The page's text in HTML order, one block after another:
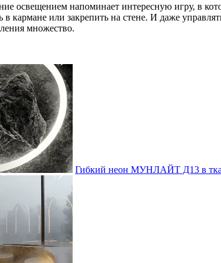
освещением напоминает интересную игру, в
кармане или закрепить на стене. И даже
множество.
Гибкий неон МУНЛАЙТ Д13 в